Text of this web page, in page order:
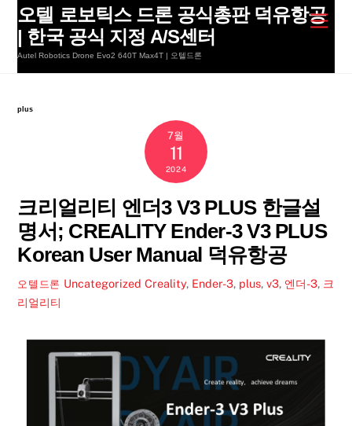
Skip
content
오텔 로보틱스 드론 공식총판 덕유항공
| 한국 공식 지정 A/S센터
Autel Robotics Drone Evo2 640T Max4T | 오텔드론
plus
7월
11
2024
크리얼리티 엔더3 V3 PLUS 한글설
명서; CREALITY Ender-3 V3 PLUS
Korean User Manual 덕유항공
오텔드론 Uncategorized Creality, Ender-3, plus, v3, 엔더-3, 크
리얼리티